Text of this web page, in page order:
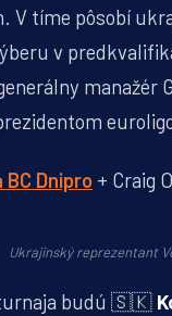
V tíme pôsobí
v
Dnipro + Craig
Ukrajinský reprezentant
budú 🇸🇰